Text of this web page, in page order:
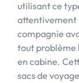
utilisant ce
attentivement
compagnie
tout problème
en cabine.
sacs de